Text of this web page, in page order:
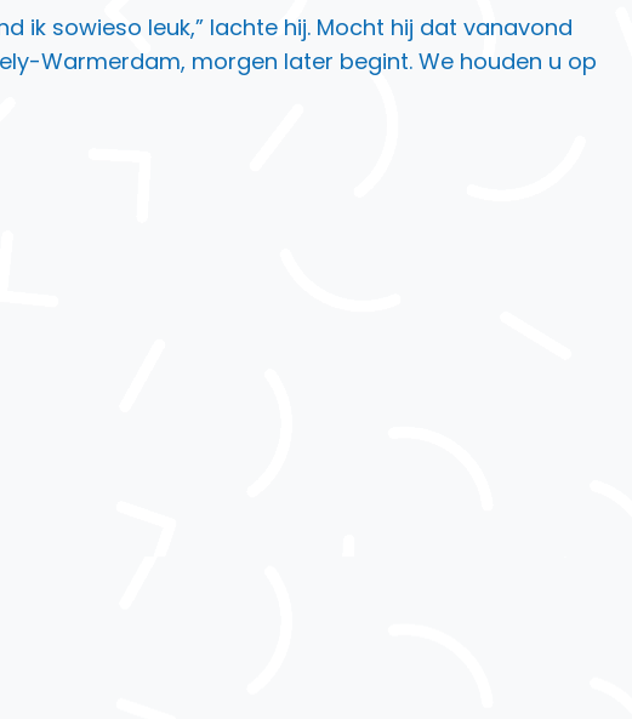
ik sowieso leuk,” lachte hij. Mocht hij dat vanavond
Warmerdam, morgen later begint. We houden u op